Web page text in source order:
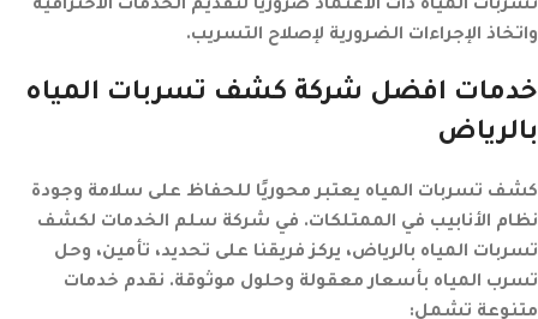
تسربات المياه ذات الاعتماد ضروريًا لتقديم الخدمات الاحترافية
واتخاذ الإجراءات الضرورية لإصلاح التسريب.
خدمات افضل شركة كشف تسربات المياه
بالرياض
كشف تسربات المياه يعتبر محوريًا للحفاظ على سلامة وجودة
نظام الأنابيب في الممتلكات. في شركة سلم الخدمات لكشف
تسربات المياه بالرياض، يركز فريقنا على تحديد، تأمين، وحل
تسرب المياه بأسعار معقولة وحلول موثوقة. نقدم خدمات
متنوعة تشمل: